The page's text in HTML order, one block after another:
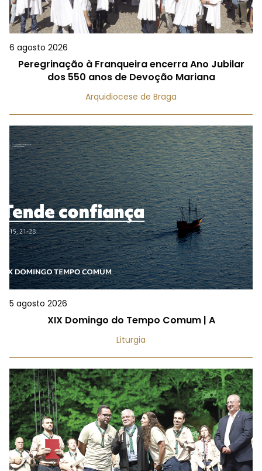
6 agosto 2026
Peregrinação à Franqueira encerra Ano Jubilar
dos 550 anos de Devoção Mariana
Arquidiocese de Braga
5 agosto 2026
XIX Domingo do Tempo Comum | A
Liturgia